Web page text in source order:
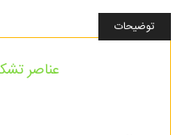
توضیحات
عناصر